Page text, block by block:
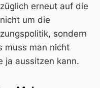
erneut auf die
um die
sondern
muss man nicht
ja aussitzen kann.